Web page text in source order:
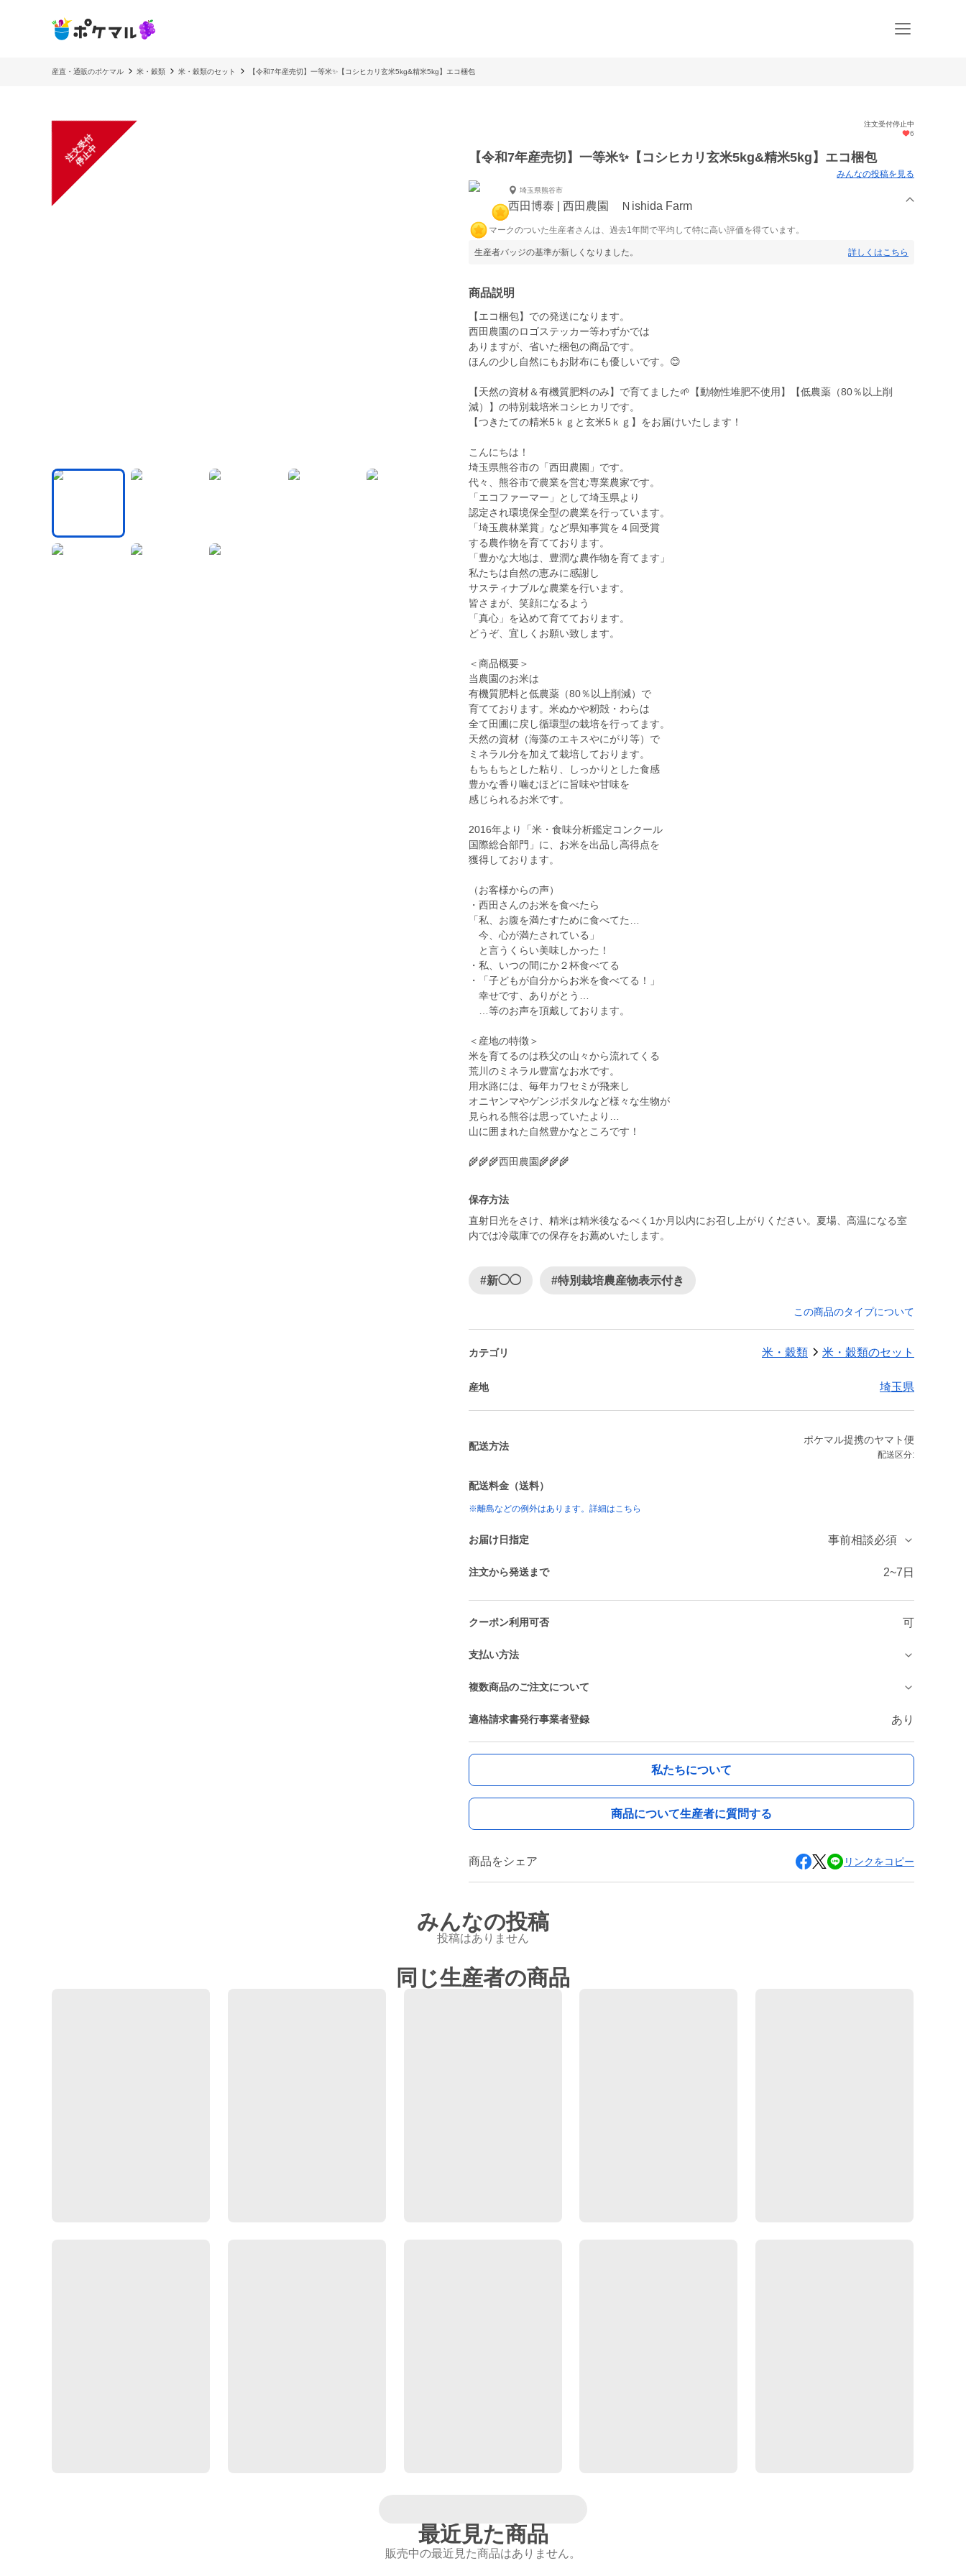
産直・通販のポケマル 米・穀類 米・穀類のセット 【令和7年産売切】一等米✨【コシヒカリ玄米5kg&精米5kg】エコ梱包
注
文
受
付
停
止
中
注文受付停止中
6
【令和7年産売切】一等米✨【コシヒカリ玄米5kg&精米5kg】エコ梱包
みんなの投稿を見る
埼玉県熊谷市
西田博泰 | 西田農園 Ｎishida Farm
マークのついた生産者さんは、過去1年間で平均して特に高い評価を得ています。
生産者バッジの基準が新しくなりました。 詳しくはこちら
商品説明
【エコ梱包】での発送になります。
西田農園のロゴステッカー等わずかでは
ありますが、省いた梱包の商品です。
ほんの少し自然にもお財布にも優しいです。😊
【天然の資材＆有機質肥料のみ】で育てました🌱【動物性堆肥不使用】【低農薬（80％以上削
減）】の特別栽培米コシヒカリです。
【つきたての精米5ｋｇと玄米5ｋｇ】をお届けいたします！
こんにちは！
埼玉県熊谷市の「西田農園」です。
代々、熊谷市で農業を営む専業農家です。
「エコファーマー」として埼玉県より
認定され環境保全型の農業を行っています。
「埼玉農林業賞」など県知事賞を４回受賞
する農作物を育てております。
「豊かな大地は、豊潤な農作物を育てます」
私たちは自然の恵みに感謝し
サスティナブルな農業を行います。
皆さまが、笑顔になるよう
「真心」を込めて育てております。
どうぞ、宜しくお願い致します。
＜商品概要＞
当農園のお米は
有機質肥料と低農薬（80％以上削減）で
育てております。米ぬかや籾殻・わらは
全て田圃に戻し循環型の栽培を行ってます。
天然の資材（海藻のエキスやにがり等）で
ミネラル分を加えて栽培しております。
もちもちとした粘り、しっかりとした食感
豊かな香り噛むほどに旨味や甘味を
感じられるお米です。
2016年より「米・食味分析鑑定コンクール
国際総合部門」に、お米を出品し高得点を
獲得しております。
（お客様からの声）
・西田さんのお米を食べたら
「私、お腹を満たすために食べてた…
今、心が満たされている」
と言うくらい美味しかった！
・私、いつの間にか２杯食べてる
・「子どもが自分からお米を食べてる！」
幸せです、ありがとう…
…等のお声を頂戴しております。
＜産地の特徴＞
米を育てるのは秩父の山々から流れてくる
荒川のミネラル豊富なお水です。
用水路には、毎年カワセミが飛来し
オニヤンマやゲンジボタルなど様々な生物が
見られる熊谷は思っていたより…
山に囲まれた自然豊かなところです！
🌾🌾🌾西田農園🌾🌾🌾
保存方法
直射日光をさけ、精米は精米後なるべく1か月以内にお召し上がりください。夏場、高温になる室
内では冷蔵庫での保存をお薦めいたします。
#新◯◯ #特別栽培農産物表示付き
この商品のタイプについて
カテゴリ 米・穀類 米・穀類のセット
産地 埼玉県
配送方法
ポケマル提携のヤマト便
配送区分:
配送料金（送料）
※離島などの例外はあります。詳細はこちら
お届け日指定 事前相談必須
注文から発送まで 2~7日
クーポン利用可否 可
支払い方法
複数商品のご注文について
適格請求書発行事業者登録 あり
私たちについて
商品について生産者に質問する
商品をシェア リンクをコピー
みんなの投稿
投稿はありません
同じ生産者の商品
最近見た商品
販売中の最近見た商品はありません。